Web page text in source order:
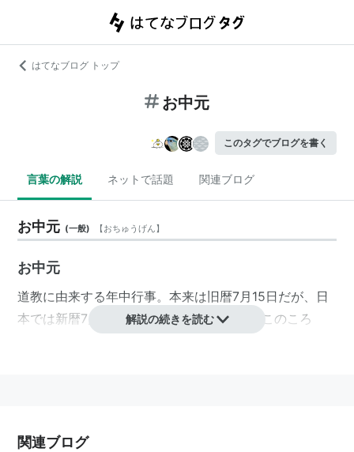
はてなブログ トップ
お中元
このタグでブログを書く
言葉の解説 ネットで話題 関連ブログ
お中元 (一般) 【おちゅうげん】
お中元
道教に由来する年中行事。本来は旧暦7月15日だが、日
本では新暦7月15日または8月15日とされ、このころ
解説の続きを読む
関連ブログ